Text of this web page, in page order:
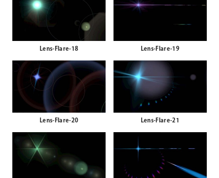
Lens-Flare-16
Lens-Flare-18 Lens-Flare-19
Lens-Flare-20 Lens-Flare-21